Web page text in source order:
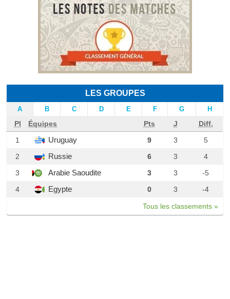
LES GROUPES
A B C D E F G H
Pl Équipes Pts J
Diff.
1
Uruguay 9 3
5
2
Russie 6 3
4
3
Arabie Saoudite 3 3
-5
4
Egypte 0 3 -4
Tous les classements »